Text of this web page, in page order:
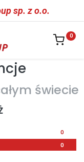
sp. z o.o.
0
świecie
0
0